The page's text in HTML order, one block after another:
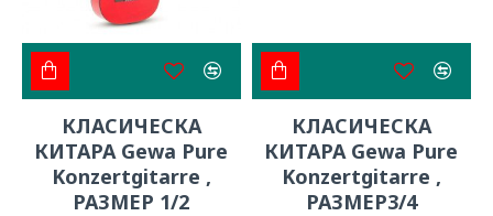
КЛАСИЧЕСКА
КИТАРА Gewa Pure
Konzertgitarre ,
РАЗМЕР 1/2
КЛАСИЧЕСКА
КИТАРА Gewa Pure
Konzertgitarre ,
РАЗМЕР3/4